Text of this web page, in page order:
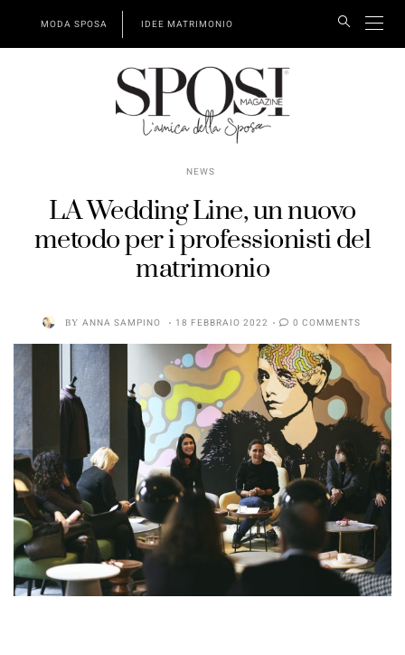
MODA SPOSA IDEE MATRIMONIO
NEWS
LA Wedding Line, un nuovo
metodo per i professionisti del
matrimonio
BY ANNA SAMPINO 18 FEBBRAIO 2022 0 COMMENTS